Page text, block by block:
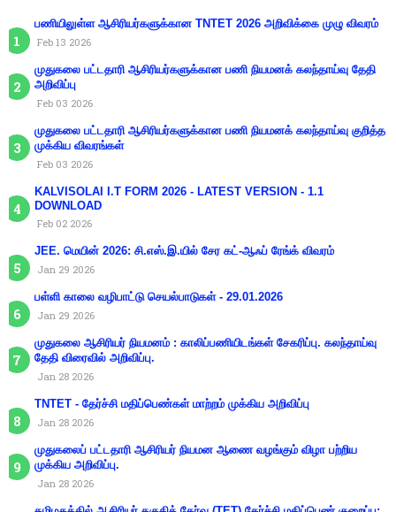
பணியிலுள்ள ஆசிரியர்களுக்கான TNTET 2026 அறிவிக்கை முழு விவரம்
Feb 13 2026
முதுகலை பட்டதாரி ஆசிரியர்களுக்கான பணி நியமனக் கலந்தாய்வு தேதி
அறிவிப்பு
Feb 03 2026
முதுகலை பட்டதாரி ஆசிரியர்களுக்கான பணி நியமனக் கலந்தாய்வு குறித்த
முக்கிய விவரங்கள்
Feb 03 2026
KALVISOLAI I.T FORM 2026 - LATEST VERSION - 1.1
DOWNLOAD
Feb 02 2026
JEE. மெயின் 2026: சி.எஸ்.இ.யில் சேர கட்-ஆஃப் ரேங்க் விவரம்
Jan 29 2026
பள்ளி காலை வழிபாட்டு செயல்பாடுகள் - 29.01.2026
Jan 29 2026
முதுகலை ஆசிரியர் நியமனம் : காலிப்பணியிடங்கள் சேகரிப்பு. கலந்தாய்வு
தேதி விரைவில் அறிவிப்பு.
Jan 28 2026
TNTET - தேர்ச்சி மதிப்பெண்கள் மாற்றம் முக்கிய அறிவிப்பு
Jan 28 2026
முதுகலைப் பட்டதாரி ஆசிரியர் நியமன ஆணை வழங்கும் விழா பற்றிய
முக்கிய அறிவிப்பு.
Jan 28 2026